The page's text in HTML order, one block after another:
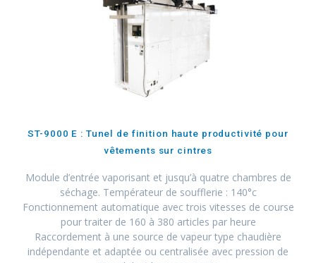
ST-9000 E : Tunel de finition haute productivité pour
vêtements sur cintres
Module d’entrée vaporisant et jusqu’à quatre chambres de
séchage. Températeur de soufflerie : 140°c
Fonctionnement automatique avec trois vitesses de course
pour traiter de 160 à 380 articles par heure
Raccordement à une source de vapeur type chaudière
indépendante et adaptée ou centralisée avec pression de